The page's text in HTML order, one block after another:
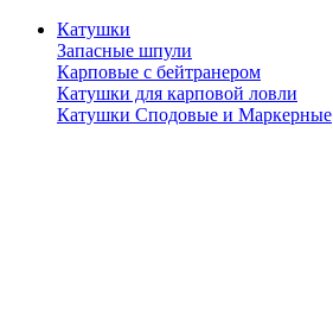
Катушки
Запасные шпули
Карповые с бейтранером
Катушки для карповой ловли
Катушки Сподовые и Маркерные